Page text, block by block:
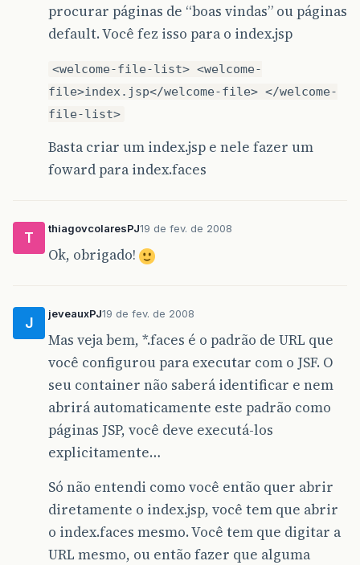
</to-view-id>
</navigation-case>
</navigation-rule>
<navigation-rule>
/content/pages/funcionario/
</from-view-id>
<from-outcome> sucesso</from-outcome>
/content/pages/funcionario/
<from-outcome>falha
<to-view-id>
/content/pages/funcionario/
</navigation-rule>
<navigation-rule>
<from-view-id>
/content/pages/usuario/
</from-view-id>
<navigation-case>
sucesso
<to-view-id>
/content/pages/usuario/
</navigation-case>
<navigation-case>
<from-outcome> falha</from-outcome>
<to-view-id>
/content/pages/usuario/
</to-view-id>
procurar páginas de “boas vindas” ou páginas
default. Você fez isso para o index.jsp
<welcome-file-list> <welcome-
file>index.jsp</welcome-file> </welcome-
file-list>
Basta criar um index.jsp e nele fazer um
foward para index.faces
T
thiagovcolaresPJ19 de fev. de 2008
Ok, obrigado!
J
jeveauxPJ19 de fev. de 2008
Mas veja bem, *.faces é o padrão de URL que
você configurou para executar com o JSF. O
seu container não saberá identificar e nem
abrirá automaticamente este padrão como
páginas JSP, você deve executá-los
explicitamente…
Só não entendi como você então quer abrir
diretamente o index.jsp, você tem que abrir
o index.faces mesmo. Você tem que digitar a
URL mesmo, ou então fazer que alguma